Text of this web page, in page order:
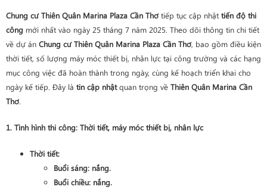
Chung cư Thiên Quân Marina Plaza Cần Thơ tiếp tục cập nhật tiến độ thi
công mới nhất vào ngày 25 tháng 7 năm 2025. Theo dõi thông tin chi tiết
về dự án Chung cư Thiên Quân Marina Plaza Cần Thơ, bao gồm điều kiện
thời tiết, số lượng máy móc thiết bị, nhân lực tại công trường và các hạng
mục công việc đã hoàn thành trong ngày, cùng kế hoạch triển khai cho
ngày kế tiếp. Đây là tin cập nhậtquan trọng về Thiên Quân Marina Cần
Thơ.
1. Tình hình thi công: Thời tiết, máy móc thiết bị, nhân lực
Thời tiết:
Buổi sáng: nắng.
Buổi chiều: nắng.